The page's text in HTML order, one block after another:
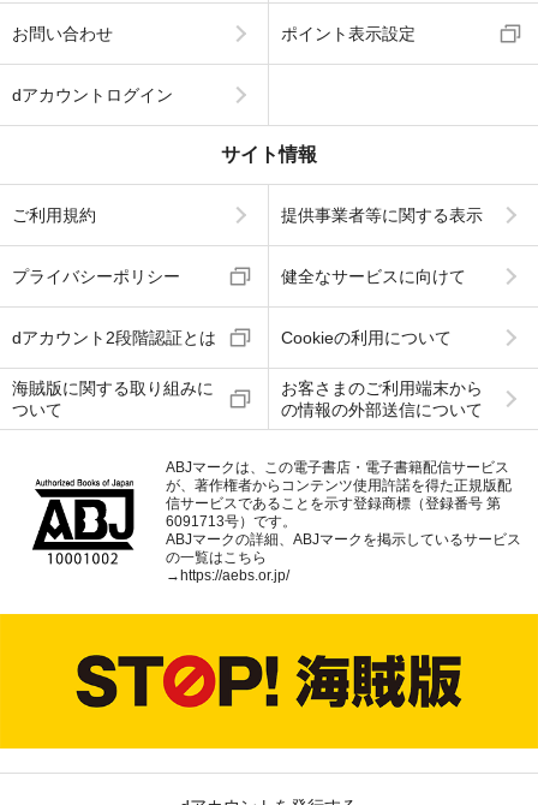
お問い合わせ ポイント表示設定
dアカウントログイン
サイト情報
ご利用規約 提供事業者等に関する表示
プライバシーポリシー 健全なサービスに向けて
dアカウント2段階認証とは Cookieの利用について
海賊版に関する取り組みに
ついて
お客さまのご利用端末から
の情報の外部送信について
ABJマークは、この電子書店・電子書籍配信サービス
が、著作権者からコンテンツ使用許諾を得た正規版配
信サービスであることを示す登録商標（登録番号 第
6091713号）です。
ABJマークの詳細、ABJマークを掲示しているサービス
の一覧はこちら
→ https://aebs.or.jp/